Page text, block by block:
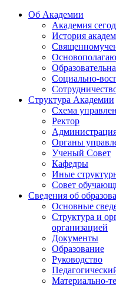
Об Академии
Академия
История
Социально-
Структура Академии
Схема
Ректор
Органы
Ученый Совет
Кафедры
Иные
Совет
Сведения об
Основные
Структура и
организацией
Документы
Образование
Руководство
Материально-